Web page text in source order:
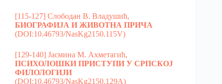
[115-127] Слободан В. Владушић,
БИОГРАФИЈА И ЖИВОТНА ПРИЧА
(DOI:10.46793/NasKg2150.115V)
[129-140] Јасмина М. Ахметагић,
ПСИХОЛОШКИ ПРИСТУПИ У СРПСКОЈ
ФИЛОЛОГИЈИ
(DOI:10.46793/NasKg2150.129A)